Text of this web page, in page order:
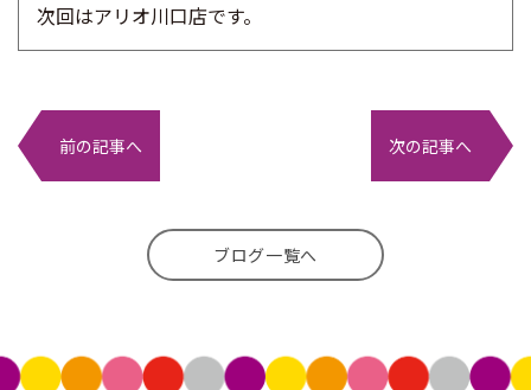
次回はアリオ川口店です。
前の記事へ
ブログ一覧へ
次の記事へ